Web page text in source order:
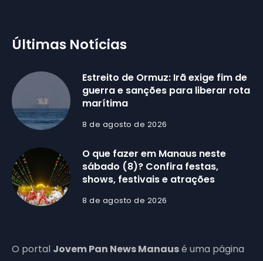
Últimas Notícias
Estreito de Ormuz: Irã exige fim de
guerra e sanções para liberar rota
marítima
8 de agosto de 2026
O que fazer em Manaus neste
sábado (8)? Confira festas,
shows, festivais e atrações
8 de agosto de 2026
O portal Jovem Pan News Manausé uma página